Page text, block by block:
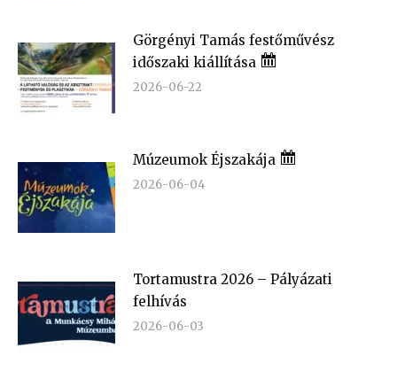
Görgényi Tamás festőművész
időszaki kiállítása
2026-06-22
Múzeumok Éjszakája
2026-06-04
Tortamustra 2026 – Pályázati
felhívás
2026-06-03